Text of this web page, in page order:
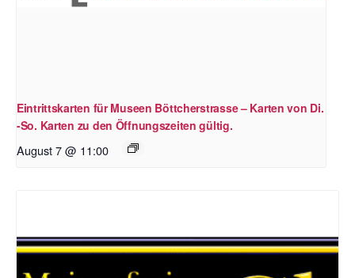
Eintrittskarten für Museen Böttcherstrasse – Karten von Di.
-So. Karten zu den Öffnungszeiten gültig.
August 7 @ 11:00